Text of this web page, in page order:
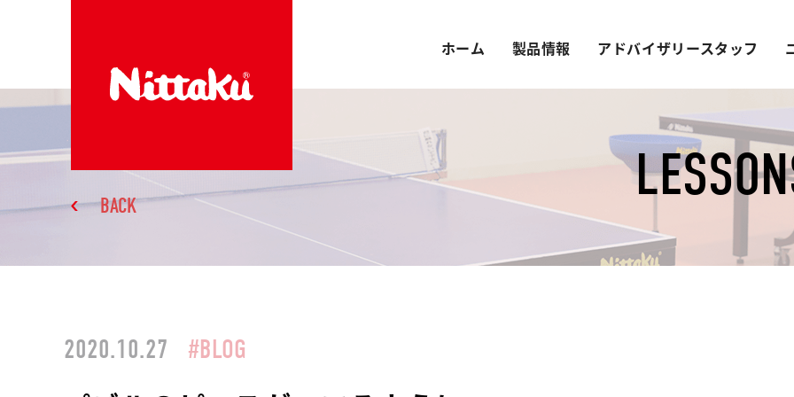
ホーム 製品情報 アドバイザリースタッフ
BACK
2020.10.27 #BLOG